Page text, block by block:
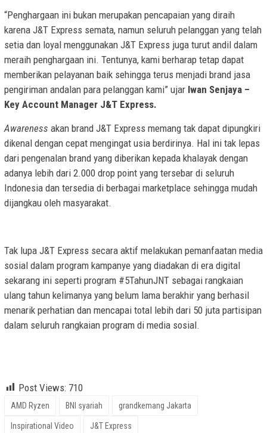
“Penghargaan ini bukan merupakan pencapaian yang diraih
karena J&T Express semata, namun seluruh pelanggan yang telah
setia dan loyal menggunakan J&T Express juga turut andil dalam
meraih penghargaan ini. Tentunya, kami berharap tetap dapat
memberikan pelayanan baik sehingga terus menjadi brand jasa
pengiriman andalan para pelanggan kami” ujar Iwan Senjaya –
Key Account Manager J&T Express.
Awareness akan brand J&T Express memang tak dapat dipungkiri
dikenal dengan cepat mengingat usia berdirinya. Hal ini tak lepas
dari pengenalan brand yang diberikan kepada khalayak dengan
adanya lebih dari 2.000 drop point yang tersebar di seluruh
Indonesia dan tersedia di berbagai marketplace sehingga mudah
dijangkau oleh masyarakat.
Tak lupa J&T Express secara aktif melakukan pemanfaatan media
sosial dalam program kampanye yang diadakan di era digital
sekarang ini seperti program #5TahunJNT sebagai rangkaian
ulang tahun kelimanya yang belum lama berakhir yang berhasil
menarik perhatian dan mencapai total lebih dari 50 juta partisipan
dalam seluruh rangkaian program di media sosial.
Post Views: 710
AMD Ryzen BNI syariah grandkemang Jakarta
Inspirational Video J&T Express